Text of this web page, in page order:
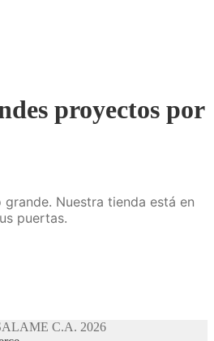
proyectos por
Nuestra tienda está en
puertas.
C.A. 2026